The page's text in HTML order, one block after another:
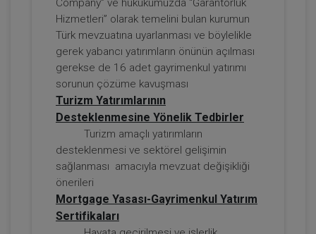
Sorumluluk Hukuku - IV. Borçlar Hukuku
Kongresi - III. Oturum
360 TL Sepete Ekle
Tüketici Hukuku Enstitüsü
Hizmetleri” olarak temelini bulan kurumun
Türk mevzuatına uyarlanması ve böylelikle
gerek yabancı yatırımların önünün açılması
gerekse de 16 adet gayrimenkul yatırımı
sorunun çözüme kavuşması
Turizm Yatırımlarının
Desteklenmesine Yönelik Tedbirler
Turizm amaçlı yatırımların
desteklenmesi ve sektörel gelişimin
sağlanması amacıyla mevzuat değişikliği
önerileri
Mortgage Yasası-Gayrimenkul Yatırım
Sertifikaları